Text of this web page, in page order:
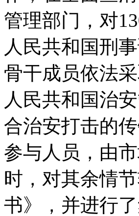
管理部门，对
人民共和国刑
骨干成员依法
人民共和国治
合治安打击的
参与人员，由
时，对其余情
书》，并进行